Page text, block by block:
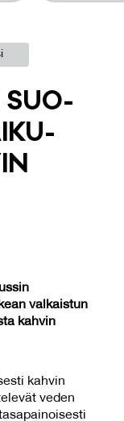
SUO­
valkaistun
kahvin
kahvin
veden